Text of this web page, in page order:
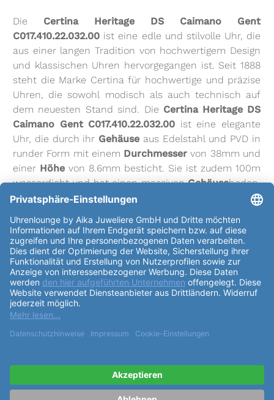
Die Certina Heritage DS Caimano Gent
C017.410.22.032.00 ist eine edle und stilvolle Uhr, die
aus einer langen Tradition von hochwertigem Design
und klassischen Uhren hervorgegangen ist. Seit 1888
steht die Marke Certina für hochwertige und präzise
Uhren, die sowohl modisch als auch technisch auf
dem neuesten Stand sind. Die Certina Heritage DS
Caimano Gent C017.410.22.032.00 ist eine elegante
Uhr, die durch ihr Gehäuse aus Edelstahl und PVD in
runder Form mit einem Durchmesser von 38mm und
einer Höhe von 8.6mm besticht. Sie ist zudem 100m
wasserdicht und hat einen massivenGehäuseboden.
DasUhrglasbesteht aus Saphirglas. Das Uhrwerk der
C017.410.22.032.00ist ein Quarzwerk mit 28 Steinen,
das eine Gangreserve von bis zu 17280h und 28800
Halbschwingungen pro Stunde hat. DasZifferblatt
ist in silberner Farbe gestaltet und hat arabische
Indexe. DasArmbandder Uhr besteht aus Edelstahl
und PVD und ist in silberner oder goldener Farbe
erhältlich. Es hat eine Faltschließe und die Referenz
C605015923. DieCertina Heritage DS Caimano Gent
eine Datumsanzeige und eine Zentralsekunde. Mit
dieser Uhr können Sie immer auf die präzise Zeit und